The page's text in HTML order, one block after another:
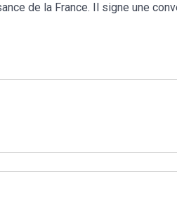
de la France. Il signe une